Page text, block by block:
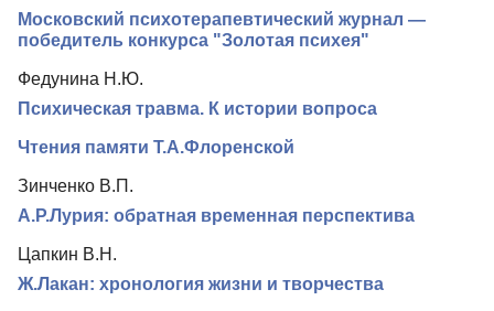
Индексирование
Для авторов
Рубрики
Московский психотерапевтический журнал —
победитель конкурса "Золотая психея"
Федунина Н.Ю.
Психическая травма. К истории вопроса
Чтения памяти Т.А.Флоренской
Зинченко В.П.
А.Р.Лурия: обратная временная перспектива
Цапкин В.Н.
Ж.Лакан: хронология жизни и творчества